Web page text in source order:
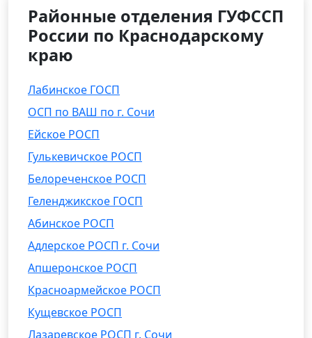
Районные отделения ГУФССП
России по Краснодарскому
краю
Лабинское ГОСП
ОСП по ВАШ по г. Сочи
Ейское РОСП
Гулькевичское РОСП
Белореченское РОСП
Геленджикское ГОСП
Абинское РОСП
Адлерское РОСП г. Сочи
Апшеронское РОСП
Красноармейское РОСП
Кущевское РОСП
Лазаревское РОСП г. Сочи